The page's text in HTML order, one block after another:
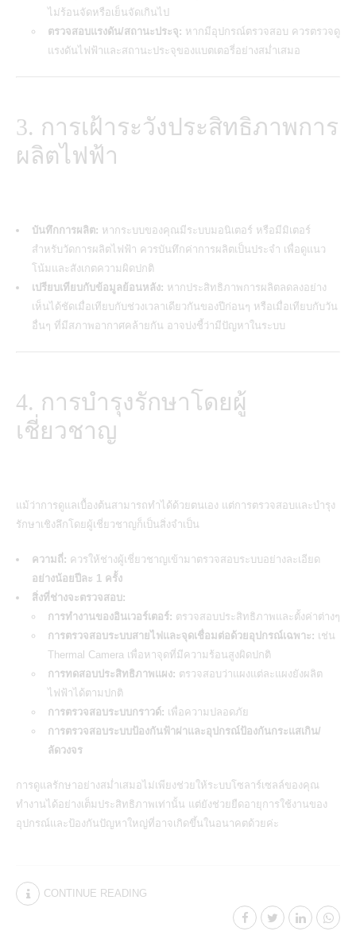
ไม่ร้อนจัดหรือเย็นจัดเกินไป
ตรวจสอบแรงดัน/สถานะประจุ: หากมีอุปกรณ์ตรวจสอบ ควรตรวจดู
แรงดันไฟฟ้าและสถานะประจุของแบตเตอรี่อย่างสม่ำเสมอ
3. การเฝ้าระวังประสิทธิภาพการ
ผลิตไฟฟ้า
บันทึกการผลิต: หากระบบของคุณมีระบบมอนิเตอร์ หรือมีมิเตอร์
สำหรับวัดการผลิตไฟฟ้า ควรบันทึกค่าการผลิตเป็นประจำ เพื่อดูแนว
โน้มและสังเกตความผิดปกติ
เปรียบเทียบกับข้อมูลย้อนหลัง: หากประสิทธิภาพการผลิตลดลงอย่าง
เห็นได้ชัดเมื่อเทียบกับช่วงเวลาเดียวกันของปีก่อนๆ หรือเมื่อเทียบกับวัน
อื่นๆ ที่มีสภาพอากาศคล้ายกัน อาจบ่งชี้ว่ามีปัญหาในระบบ
4. การบำรุงรักษาโดยผู้
เชี่ยวชาญ
แม้ว่าการดูแลเบื้องต้นสามารถทำได้ด้วยตนเอง แต่การตรวจสอบและบำรุง
รักษาเชิงลึกโดยผู้เชี่ยวชาญก็เป็นสิ่งจำเป็น
ความถี่: ควรให้ช่างผู้เชี่ยวชาญเข้ามาตรวจสอบระบบอย่างละเอียด
อย่างน้อยปีละ 1 ครั้ง
สิ่งที่ช่างจะตรวจสอบ:
การทำงานของอินเวอร์เตอร์: ตรวจสอบประสิทธิภาพและตั้งค่าต่างๆ
การตรวจสอบระบบสายไฟและจุดเชื่อมต่อด้วยอุปกรณ์เฉพาะ: เช่น
Thermal Camera เพื่อหาจุดที่มีความร้อนสูงผิดปกติ
การทดสอบประสิทธิภาพแผง: ตรวจสอบว่าแผงแต่ละแผงยังผลิต
ไฟฟ้าได้ตามปกติ
การตรวจสอบระบบกราวด์: เพื่อความปลอดภัย
การตรวจสอบระบบป้องกันฟ้าผ่าและอุปกรณ์ป้องกันกระแสเกิน/
ลัดวงจร
การดูแลรักษาอย่างสม่ำเสมอไม่เพียงช่วยให้ระบบโซลาร์เซลล์ของคุณ
ทำงานได้อย่างเต็มประสิทธิภาพเท่านั้น แต่ยังช่วยยืดอายุการใช้งานของ
อุปกรณ์และป้องกันปัญหาใหญ่ที่อาจเกิดขึ้นในอนาคตด้วยค่ะ
CONTINUE READING